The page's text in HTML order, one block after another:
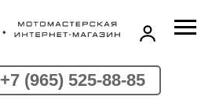
+7 (965) 525-88-85